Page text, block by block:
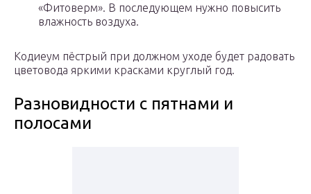
«Фитоверм». В последующем нужно повысить
влажность воздуха.
Кодиеум пёстрый при должном уходе будет радовать
цветовода яркими красками круглый год.
Разновидности с пятнами и
полосами